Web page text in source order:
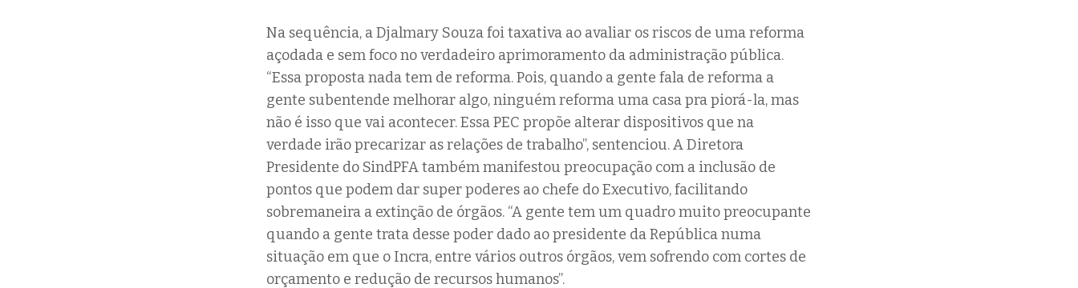
Na sequência, a Djalmary Souza foi taxativa ao avaliar os riscos de uma reforma
açodada e sem foco no verdadeiro aprimoramento da administração pública.
“Essa proposta nada tem de reforma. Pois, quando a gente fala de reforma a
gente subentende melhorar algo, ninguém reforma uma casa pra piorá-la, mas
não é isso que vai acontecer. Essa PEC propõe alterar dispositivos que na
verdade irão precarizar as relações de trabalho”, sentenciou. A Diretora
Presidente do SindPFA também manifestou preocupação com a inclusão de
pontos que podem dar super poderes ao chefe do Executivo, facilitando
sobremaneira a extinção de órgãos. “A gente tem um quadro muito preocupante
quando a gente trata desse poder dado ao presidente da República numa
situação em que o Incra, entre vários outros órgãos, vem sofrendo com cortes de
orçamento e redução de recursos humanos”.